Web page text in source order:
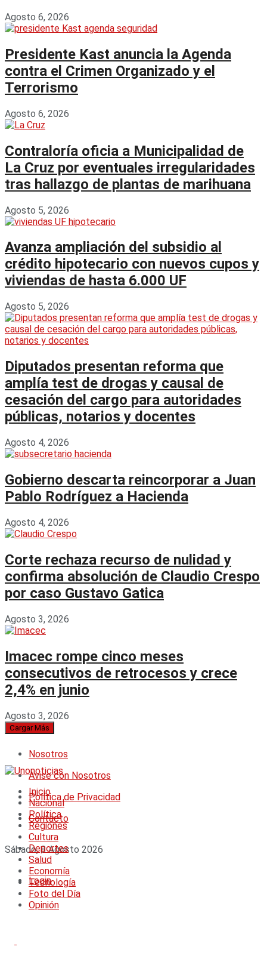
Agosto 6, 2026
Presidente Kast anuncia la Agenda
contra el Crimen Organizado y el
Terrorismo
Agosto 6, 2026
Contraloría oficia a Municipalidad de
La Cruz por eventuales irregularidades
tras hallazgo de plantas de marihuana
Agosto 5, 2026
Avanza ampliación del subsidio al
crédito hipotecario con nuevos cupos y
viviendas de hasta 6.000 UF
Agosto 5, 2026
Diputados presentan reforma que
amplía test de drogas y causal de
cesación del cargo para autoridades
públicas, notarios y docentes
Agosto 4, 2026
Gobierno descarta reincorporar a Juan
Pablo Rodríguez a Hacienda
Agosto 4, 2026
Corte rechaza recurso de nulidad y
confirma absolución de Claudio Crespo
por caso Gustavo Gatica
Agosto 3, 2026
Imacec rompe cinco meses
consecutivos de retrocesos y crece
2,4% en junio
Agosto 3, 2026
Cargar Más
Nosotros
Avise con Nosotros
Política de Privacidad
Contacto
Sábado, 8 Agosto 2026
Login
Inicio
Nacional
Política
Regiones
Cultura
Deportes
Salud
Economía
Tecnología
Foto del Día
Opinión